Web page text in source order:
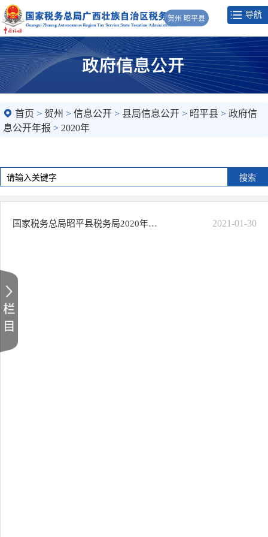
贺州 昭平县 导航
首页 > 贺州 > 信息公开 > 县局信息公开 > 昭平县 > 政府信
息公开年报 > 2020年
国家税务总局昭平县税务局2020年政府信息公开工作年度报告 2021-01-30